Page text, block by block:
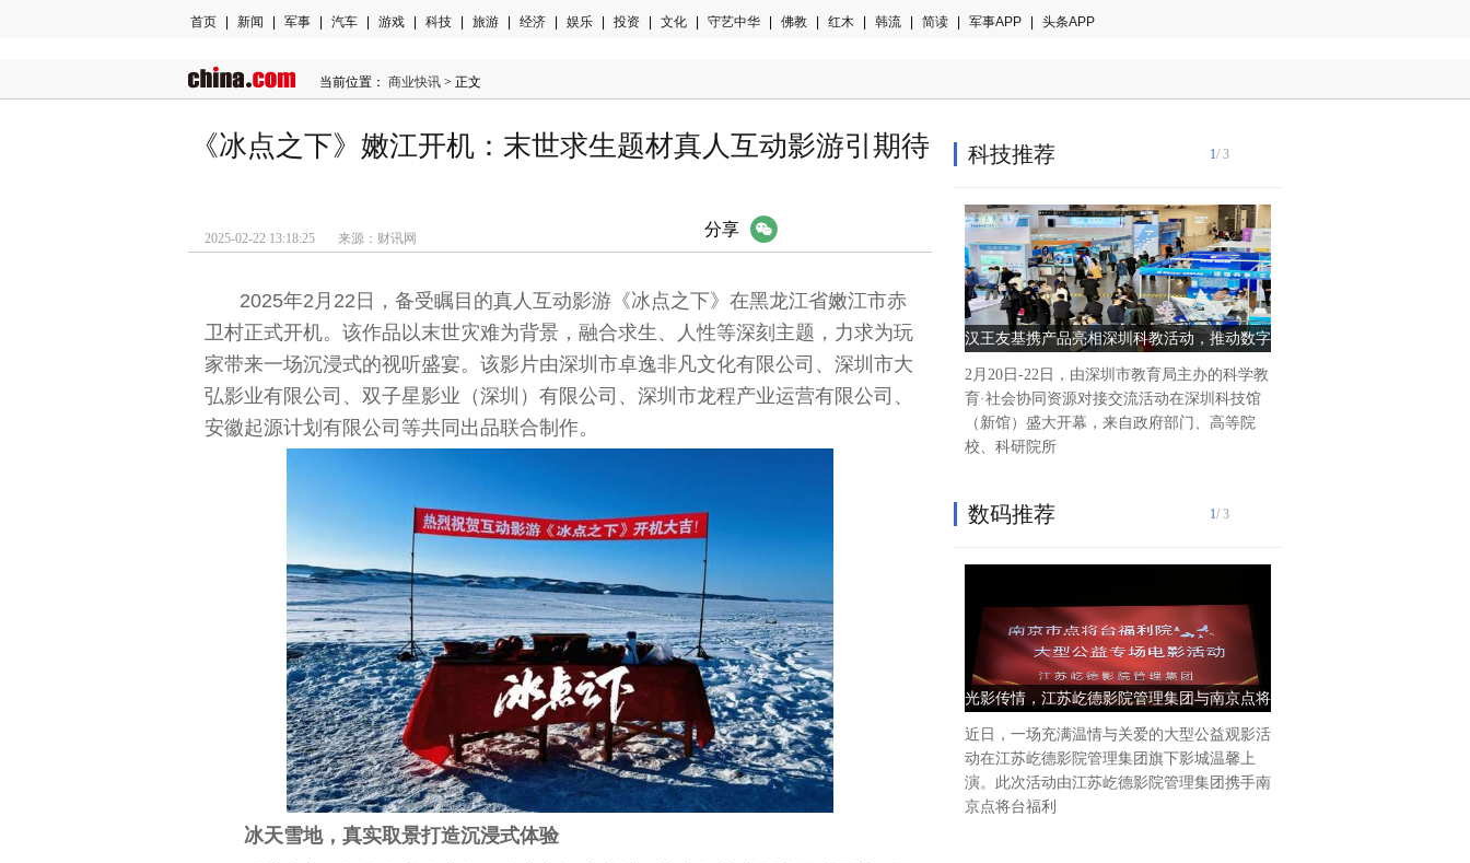
首页 新闻 军事 汽车 游戏 科技 旅游 经济 娱乐 投资 文化 守艺中华 佛教 红木 韩流 简读 军事APP 头条APP
当前位置： 商业快讯 > 正文
《冰点之下》嫩江开机：末世求生题材真人互动影游引期待
2025-02-22 13:18:25 来源：财讯网 分享
2025年2月22日，备受瞩目的真人互动影游《冰点之下》在黑龙江省嫩江市赤
卫村正式开机。该作品以末世灾难为背景，融合求生、人性等深刻主题，力求为玩
家带来一场沉浸式的视听盛宴。该影片由深圳市卓逸非凡文化有限公司、深圳市大
弘影业有限公司、双子星影业（深圳）有限公司、深圳市龙程产业运营有限公司、
安徽起源计划有限公司等共同出品联合制作。
冰天雪地，真实取景打造沉浸式体验
科技推荐
汉王友基携产品亮相深圳科教活动，推动数字
绘写与教育深度融合
2月20日-22日，由深圳市教育局主办的科学教
育·社会协同资源对接交流活动在深圳科技馆
（新馆）盛大开幕，来自政府部门、高等院
校、科研院所
1/ 3
数码推荐
光影传情，江苏屹德影院管理集团与南京点将
台福利院共绘温暖画卷
近日，一场充满温情与关爱的大型公益观影活
动在江苏屹德影院管理集团旗下影城温馨上
演。此次活动由江苏屹德影院管理集团携手南
京点将台福利
1/ 3